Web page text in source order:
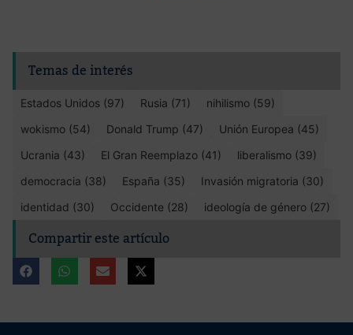
Temas de interés
Estados Unidos (97) Rusia (71)
nihilismo (59)
wokismo (54)
Donald Trump (47)
Unión Europea (45)
Ucrania (43)
El Gran Reemplazo (41)
liberalismo (39)
democracia (38)
España (35)
Invasión migratoria (30)
identidad (30)
Occidente (28) ideología de género (27)
Compartir este artículo